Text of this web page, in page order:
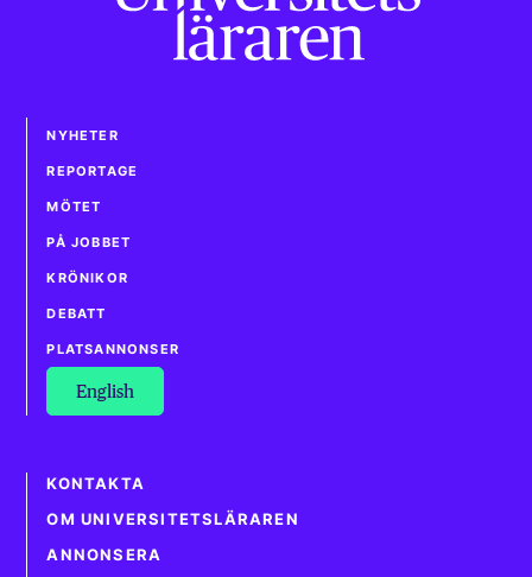
NYHETER
REPORTAGE
MÖTET
PÅ JOBBET
KRÖNIKOR
DEBATT
PLATSANNONSER
English
KONTAKTA
OM UNIVERSITETSLÄRAREN
ANNONSERA